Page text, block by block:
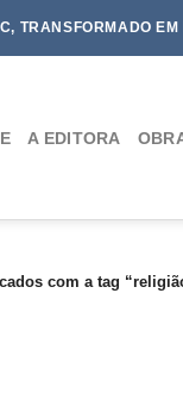
TRANSFORMADO
A EDITORA
com a tag